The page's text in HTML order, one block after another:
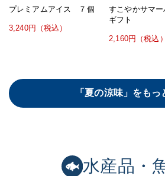
プレミアムアイス ７個
3,240円（税込）
すこやかサマー
ギフト
2,160円（税込）
「夏の涼味」をもっ
水産品・